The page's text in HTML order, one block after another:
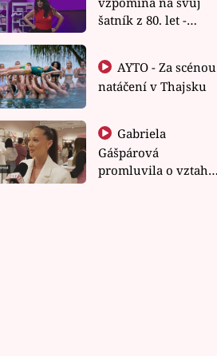
šatník z 80. let -
natáčení v Thajsku
Gabriela
Gášpárová
promluvila o vztahu